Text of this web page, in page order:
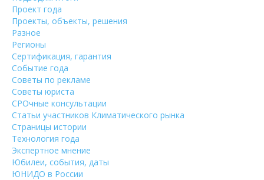
Проект года
Проекты, объекты, решения
Разное
Регионы
Сертификация, гарантия
Событие года
Советы по рекламе
Советы юриста
СРОчные консультации
Статьи участников Климатического рынка
Страницы истории
Технология года
Экспертное мнение
Юбилеи, события, даты
ЮНИДО в России